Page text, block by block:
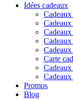
Idées cadeaux
Cadeaux
Cadeaux
Carte
Promos
Blog